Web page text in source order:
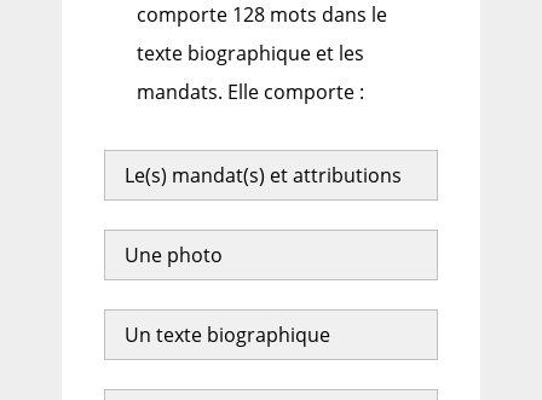
comporte 128 mots dans le
texte biographique et les
mandats. Elle comporte :
Le(s) mandat(s) et attributions
Une photo
Un texte biographique